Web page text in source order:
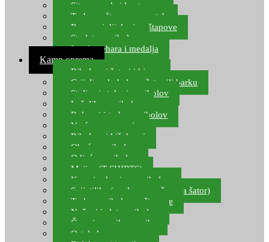
Sito, posude i kante
Torbe za štapove – match
Rezervni dijelovi za štapove
Starlete za ribolov
Izrada pehara i medalja
Kamp oprema
Ribolovni šatori i bivvy
Grijalice, kuhala za šator ili barku
Stolice i stolovi za ribolov
Ležaljke za ribolov
Ruksaci i torbe za ribolov
Vreće za spavanje
Ribolovni kišobrani
Obuća za ribolov
Odjeća za ribolov
Majice (T-SHIRTS)
Kape i rukavice za ribolov
Svijetiljke (naglavne, ručne, za šator)
Torbe za ribolovne štapove
Noževi i alat za ribolov
Čamci za prihranu ribe
Ostala kamp oprema